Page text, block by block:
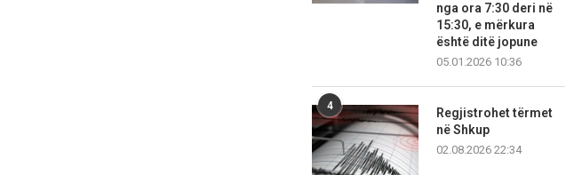
nga ora 7:30 deri në
15:30, e mërkura
është ditë jopune
05.01.2026 10:36
4
Regjistrohet tërmet
në Shkup
02.08.2026 22:34